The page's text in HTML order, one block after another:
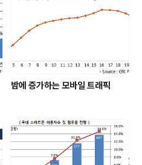
밤에 증가하는 모바일 트래픽